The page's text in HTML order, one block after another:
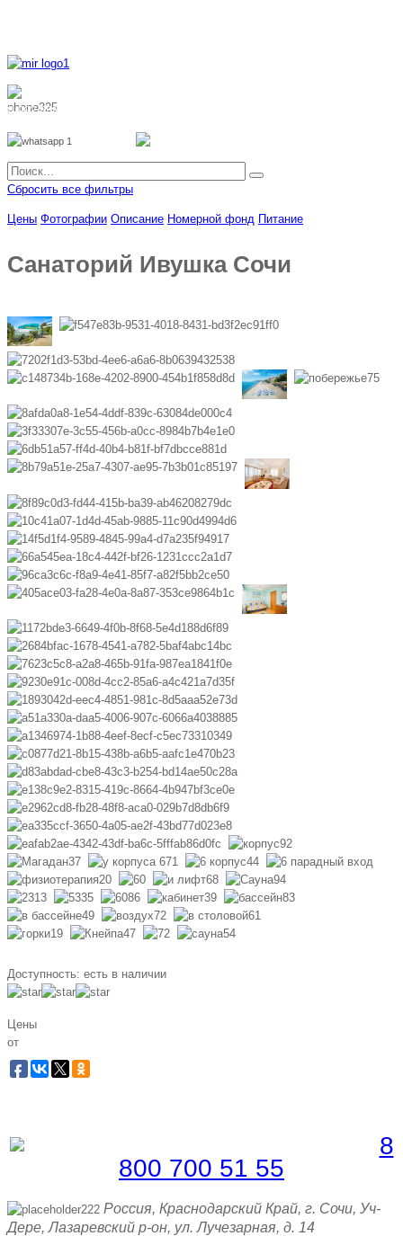
8 962 888 51 55
Сбросить все фильтры
Цены Фотографии Описание Номерной фонд Питание
Санаторий Ивушка Сочи
Доступность: есть в наличии
Цены
от
8
800 700 51 55
Россия, Краснодарский Край, г. Сочи, Уч-
Дере, Лазаревский р-он, ул. Лучезарная, д. 14